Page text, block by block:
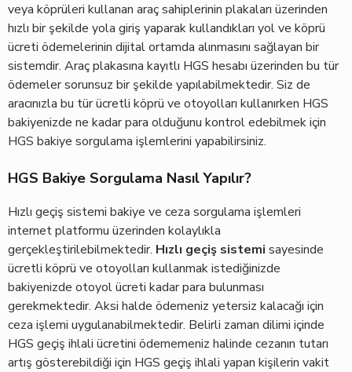
veya köprüleri kullanan araç sahiplerinin plakaları üzerinden
hızlı bir şekilde yola giriş yaparak kullandıkları yol ve köprü
ücreti ödemelerinin dijital ortamda alınmasını sağlayan bir
sistemdir. Araç plakasına kayıtlı HGS hesabı üzerinden bu tür
ödemeler sorunsuz bir şekilde yapılabilmektedir. Siz de
aracınızla bu tür ücretli köprü ve otoyolları kullanırken HGS
bakiyenizde ne kadar para olduğunu kontrol edebilmek için
HGS bakiye sorgulama işlemlerini yapabilirsiniz.
HGS Bakiye Sorgulama Nasıl Yapılır?
Hızlı geçiş sistemi bakiye ve ceza sorgulama işlemleri
internet platformu üzerinden kolaylıkla
gerçekleştirilebilmektedir. Hızlı geçiş sistemi sayesinde
ücretli köprü ve otoyolları kullanmak istediğinizde
bakiyenizde otoyol ücreti kadar para bulunması
gerekmektedir. Aksi halde ödemeniz yetersiz kalacağı için
ceza işlemi uygulanabilmektedir. Belirli zaman dilimi içinde
HGS geçiş ihlali ücretini ödememeniz halinde cezanın tutarı
artış gösterebildiği için HGS geçiş ihlali yapan kişilerin vakit